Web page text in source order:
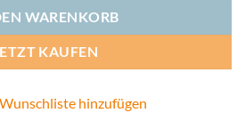
WARENKORB
KAUFEN
hinzufügen